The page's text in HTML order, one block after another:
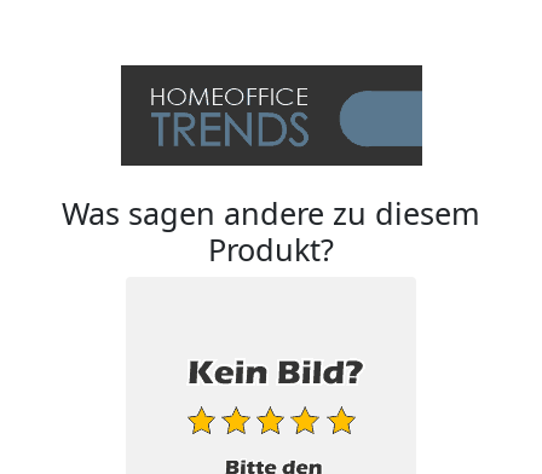
Was sagen andere zu diesem
Produkt?